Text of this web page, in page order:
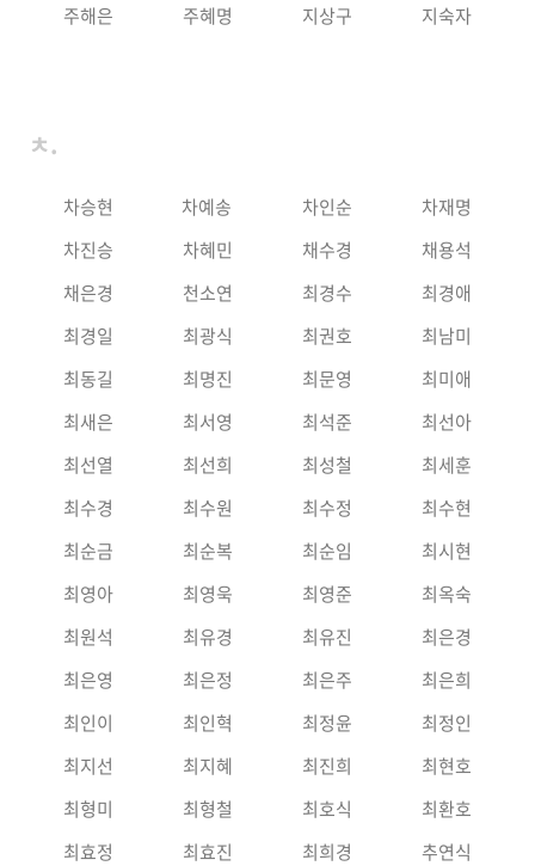
주해은
주혜명 지상구 지숙자
ㅊ.
차승현 차예송 차인순
차재명
차진승
차혜민 채수경
채용석
채은경
천소연 최경수
최경애
최경일
최광식 최권호
최남미
최동길
최명진 최문영
최미애
최새은
최서영 최석준
최선아
최선열
최선희 최성철
최세훈
최수경
최수원 최수정
최수현
최순금
최순복 최순임
최시현
최영아
최영욱 최영준
최옥숙
최원석
최유경 최유진
최은경
최은영
최은정 최은주
최은희
최인이
최인혁 최정윤
최정인
최지선
최지혜 최진희
최현호
최형미
최형철 최호식
최환호
최효정
최효진 최희경 추연식